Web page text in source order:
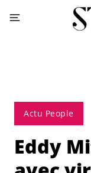
Actu People
Eddy